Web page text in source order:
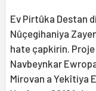
Ev Pirtûka Destan
Nûçegihaniya
hate çapkirin.
Navbeynkar
Mirovan a Yekîtiya